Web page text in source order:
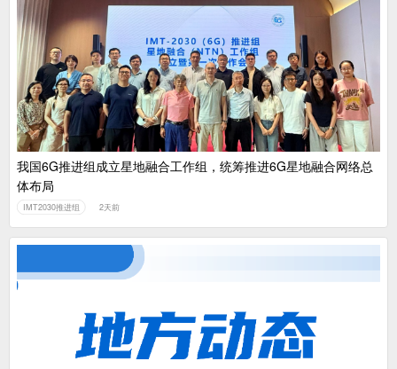
我国6G推进组成立星地融合工作组，统筹推进6G星地融合网络总
体布局
IMT2030推进组 2天前